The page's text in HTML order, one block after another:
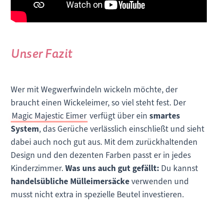
Unser Fazit
Wer mit Wegwerfwindeln wickeln möchte, der
braucht einen Wickeleimer, so viel steht fest. Der
Magic Majestic Eimer verfügt über einsmartes
System, das Gerüche verlässlich einschließt und sieht
dabei auch noch gut aus. Mit dem zurückhaltenden
Design und den dezenten Farben passt er in jedes
Kinderzimmer.Was uns auch gut gefällt: Du kannst
handelsübliche Mülleimersäckeverwenden und
musst nicht extra in spezielle Beutel investieren.